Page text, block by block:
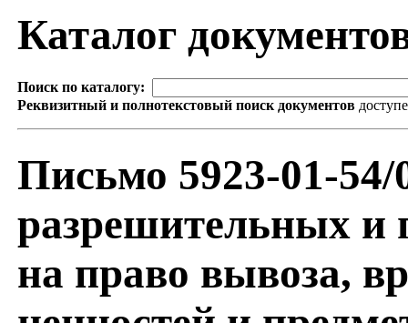
Каталог
Поиск по каталогу:
Реквизитный и полнотекстовый поиск документов
Письмо 5923-01-
разрешительных и
на право вывоза,